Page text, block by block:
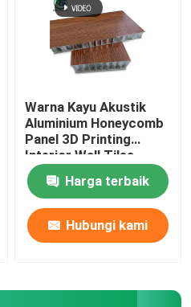
Warna Kayu Akustik
Aluminium Honeycomb
Panel 3D Printing
Interior Wall Tiles
Harga terbaik
Hubungi kami